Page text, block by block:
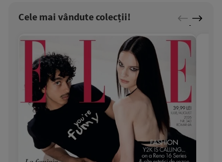
Cele mai vândute colecții!